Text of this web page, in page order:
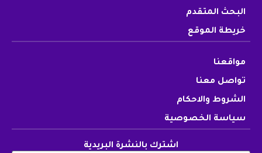
البحث المتقدم
خريطة الموقع
مواقعنا
تواصل معنا
الشروط والاحكام
سياسة الخصوصية
اشترك بالنشرة البريدية